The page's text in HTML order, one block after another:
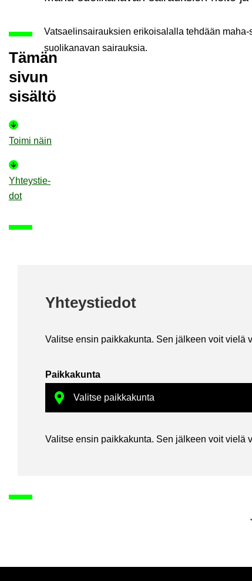
Tämän
sivun
si­säl­tö
Toimi näin
Yh­teys­tie­
dot
Vat­sae­lin­sai­rauk­sien eri­koi­sa­lal­la teh­dään
suolikanavan sai­rauk­sia.
Yh­teys­tie­dot
Va­lit­se ensin paik­ka­kun­ta. Sen jäl­keen voit vielä
Paik­ka­kun­ta
Va­lit­se ensin paik­ka­kun­ta. Sen jäl­keen voit vielä